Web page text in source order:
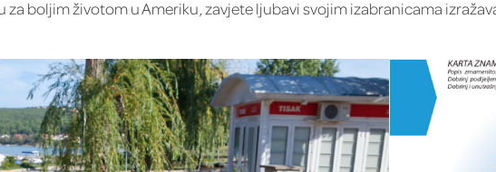
za boljim životom u Ameriku, zavjete ljubavi svojim izabranicama